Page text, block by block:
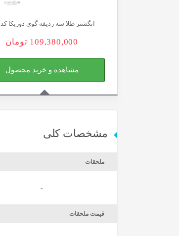
انگشتر طلا سه ردیفه گوی دوریکا کد 706
109,380,000 تومان
مشاهده و خرید محصول
مشخصات کلی
ملحقات
-
قیمت ملحقات